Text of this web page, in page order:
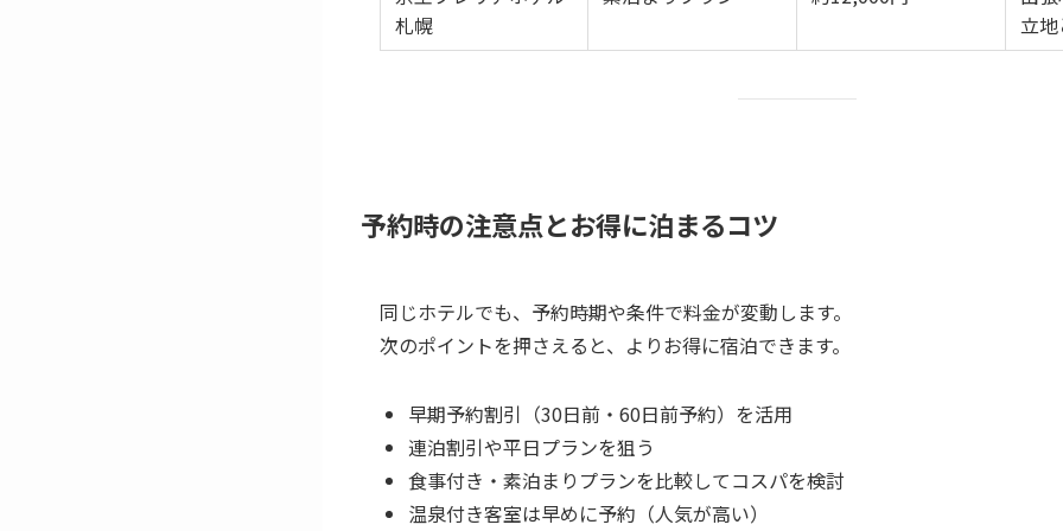
札幌
立
予約時の注意点とお得に泊まるコツ
同じホテルでも、予約時期や条件で料金が変動します。
次のポイントを押さえると、よりお得に宿泊できます。
早期予約割引（30日前・60日前予約）を活用
連泊割引や平日プランを狙う
食事付き・素泊まりプランを比較してコスパを検討
温泉付き客室は早めに予約（人気が高い）